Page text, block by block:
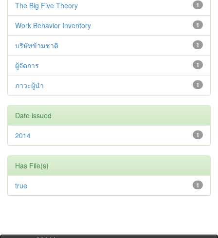
1
The Big Five Theory
1
Work Behavior Inventory
1
บริษัทข้ามชาติ
1
ผู้จัดการ
1
ภาวะผู้นำ
Date issued
1
2014
Has File(s)
1
true